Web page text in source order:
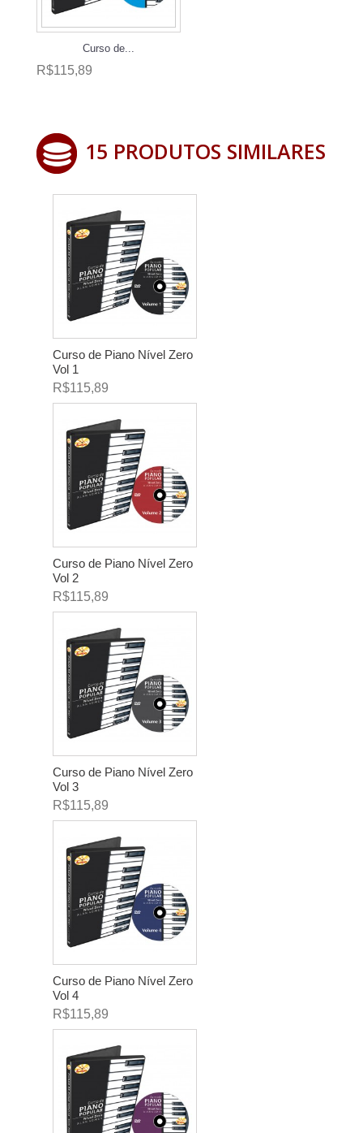
Curso de...
R$115,89
15 PRODUTOS SIMILARES
Curso de Piano Nível Zero
Vol 1
R$115,89
Curso de Piano Nível Zero
Vol 2
R$115,89
Curso de Piano Nível Zero
Vol 3
R$115,89
Curso de Piano Nível Zero
Vol 4
R$115,89